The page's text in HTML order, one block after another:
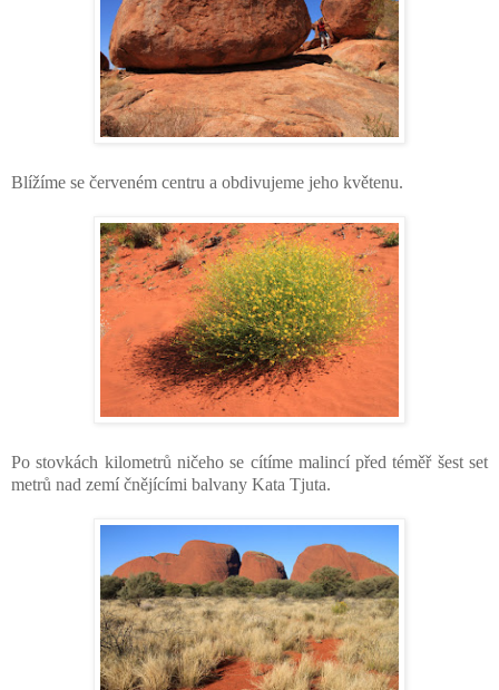
Blížíme se červeném centru a obdivujeme jeho květenu.
Po stovkách kilometrů ničeho se cítíme malincí před téměř šest set
metrů nad zemí čnějícími balvany Kata Tjuta.